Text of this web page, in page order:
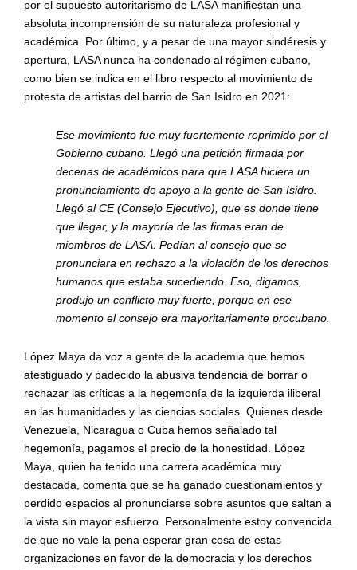
por el supuesto autoritarismo de LASA manifiestan una
absoluta incomprensión de su naturaleza profesional y
académica. Por último, y a pesar de una mayor sindéresis y
apertura, LASA nunca ha condenado al régimen cubano,
como bien se indica en el libro respecto al movimiento de
protesta de artistas del barrio de San Isidro en 2021:
Ese movimiento fue muy fuertemente reprimido por el
Gobierno cubano. Llegó una petición firmada por
decenas de académicos para que LASA hiciera un
pronunciamiento de apoyo a la gente de San Isidro.
Llegó al CE (Consejo Ejecutivo), que es donde tiene
que llegar, y la mayoría de las firmas eran de
miembros de LASA. Pedían al consejo que se
pronunciara en rechazo a la violación de los derechos
humanos que estaba sucediendo. Eso, digamos,
produjo un conflicto muy fuerte, porque en ese
momento el consejo era mayoritariamente procubano.
López Maya da voz a gente de la academia que hemos
atestiguado y padecido la abusiva tendencia de borrar o
rechazar las críticas a la hegemonía de la izquierda iliberal
en las humanidades y las ciencias sociales. Quienes desde
Venezuela, Nicaragua o Cuba hemos señalado tal
hegemonía, pagamos el precio de la honestidad. López
Maya, quien ha tenido una carrera académica muy
destacada, comenta que se ha ganado cuestionamientos y
perdido espacios al pronunciarse sobre asuntos que saltan a
la vista sin mayor esfuerzo. Personalmente estoy convencida
de que no vale la pena esperar gran cosa de estas
organizaciones en favor de la democracia y los derechos